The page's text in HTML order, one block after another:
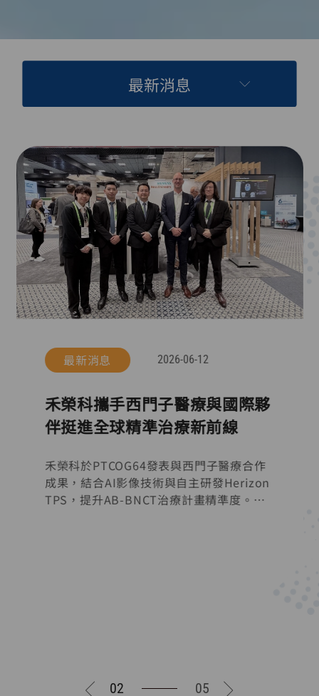
最新消息
最新消息 2026-06-12
禾榮科攜手西門子醫療與國際夥
伴挺進全球精準治療新前線
禾榮科於PTCOG64發表與西門子醫療合作
成果，結合AI影像技術與自主研發Herizon
TPS，提升AB-BNCT治療計畫精準度。同
02 05